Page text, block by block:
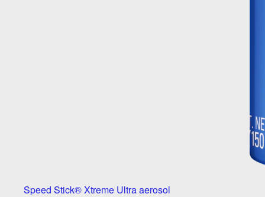
Speed Stick® Xtreme Ultra aerosol